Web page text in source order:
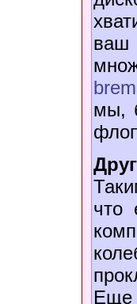
ваш
мы,
что
Еще